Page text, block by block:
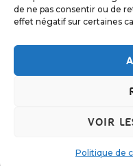
de ne pas consentir ou de
effet négatif sur certaines
VOIR
Politique de
NOUS
Mentions